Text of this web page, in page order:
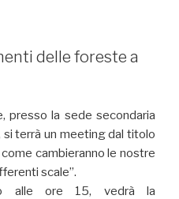
delle foreste a
presso la sede secondaria
si terrà un meeting dal titolo
cambieranno le nostre
scale”.
alle ore 15, vedrà la